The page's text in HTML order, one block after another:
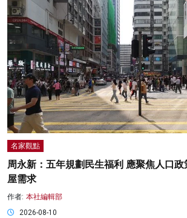
名家觀點
周永新：五年規劃民生福利 應聚焦人口
屋需求
作者: 本社編輯部
2026-08-10